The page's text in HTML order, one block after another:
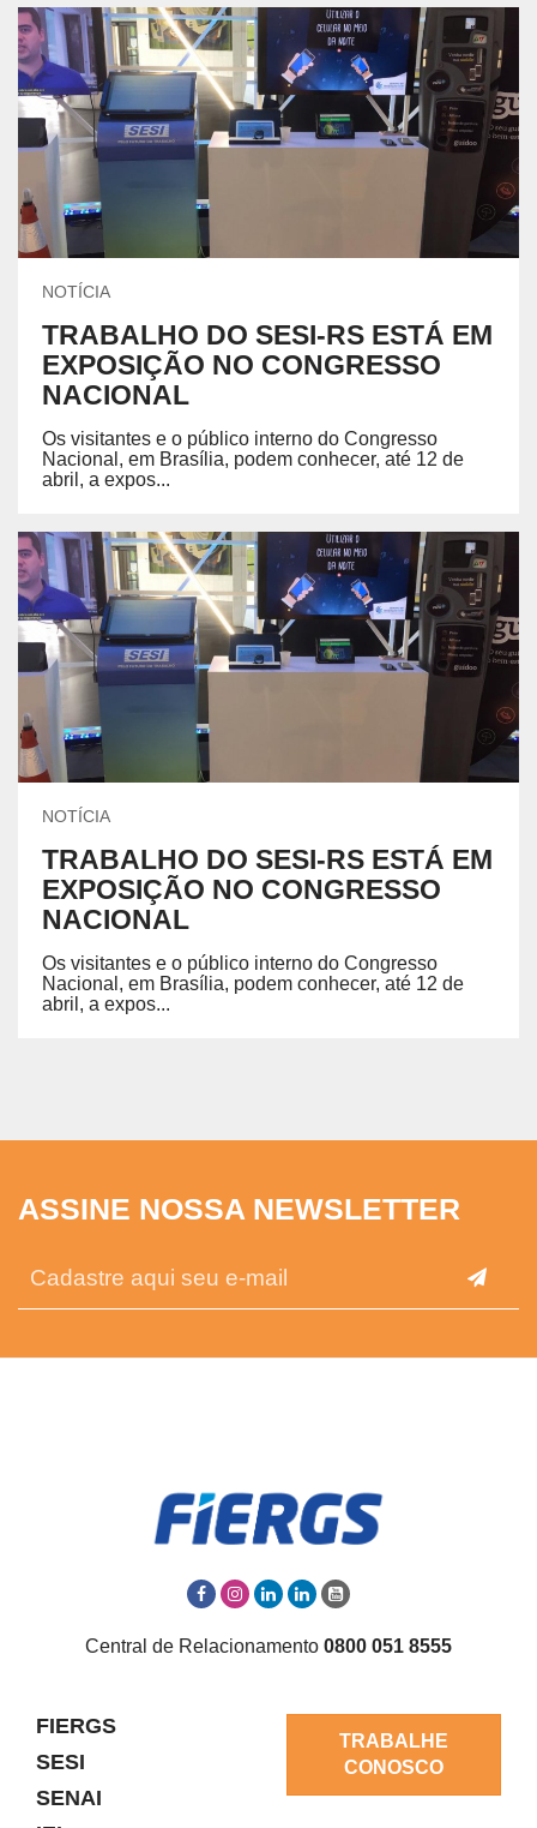
NOTÍCIA
TRABALHO DO SESI-RS ESTÁ EM
EXPOSIÇÃO NO CONGRESSO
NACIONAL
Os visitantes e o público interno do Congresso
Nacional, em Brasília, podem conhecer, até 12 de
abril, a expos...
NOTÍCIA
TRABALHO DO SESI-RS ESTÁ EM
EXPOSIÇÃO NO CONGRESSO
NACIONAL
Os visitantes e o público interno do Congresso
Nacional, em Brasília, podem conhecer, até 12 de
abril, a expos...
ASSINE NOSSA NEWSLETTER
Central de Relacionamento 0800 051 8555
FIERGS
SESI
SENAI
TRABALHE
CONOSCO